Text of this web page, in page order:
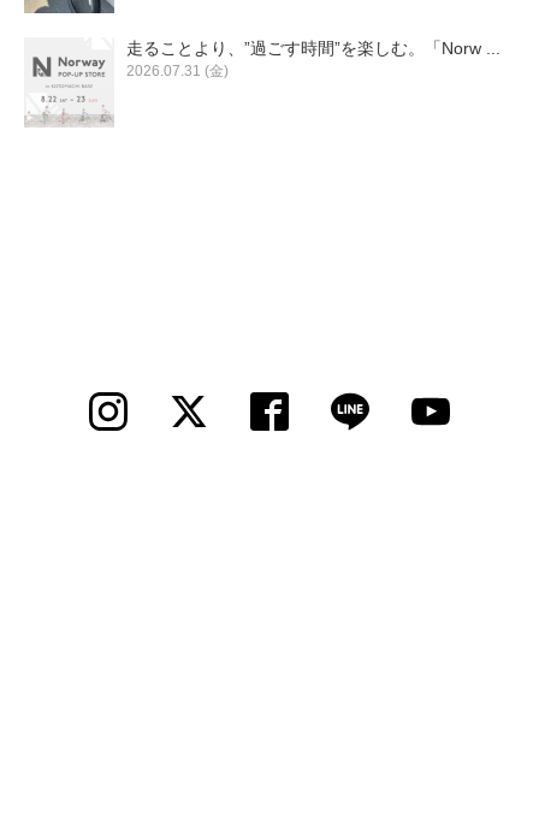
走ることより、”過ごす時間”を楽しむ。「Norw ...
2026.07.31 (金)